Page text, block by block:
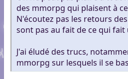
des mmorpg qui plaisent à
N'écoutez pas les retours
sont pas au fait de ce qui fait
J'ai éludé des trucs,
mmorpg sur lesquels il se